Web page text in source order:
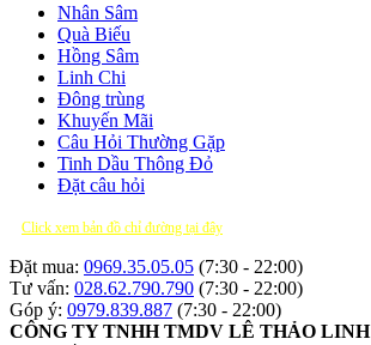
Nhân Sâm
Quà Biếu
Hồng Sâm
Linh Chi
Đông trùng
Khuyến Mãi
Câu Hỏi Thường Gặp
Tinh Dầu Thông Đỏ
Đặt câu hỏi
Click xem bản đồ chỉ đường tại đây
Đặt mua: 0969.35.05.05 (7:30 - 22:00)
Tư vấn: 028.62.790.790 (7:30 - 22:00)
Góp ý: 0979.839.887 (7:30 - 22:00)
CÔNG TY TNHH TMDV LÊ THẢO LINH